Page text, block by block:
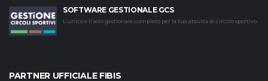
SOFTWARE GESTIONALE GCS
L’unico e il solo gestionale completo per la tua attività di circolo sportivo.
PARTNER UFFICIALE FIBIS